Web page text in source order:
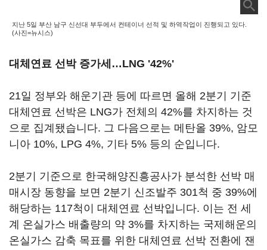
지난 5일 부산 남구 신선대 부두에서 컨테이너 선적 및 하역작업이 진행되고 있다.
(사진=뉴시스)
대체연료 선박 증가세…LNG '42%'
21일 정부와 해운기관 등에 따르면 올해 2분기 기준
대체연료 선박은 LNG가 전체의 42%를 차지하는 것
으로 집계됐습니다. 그 다음으로는 메탄올 39%, 암모
니아 10%, LPG 4%, 기타 5% 등의 순입니다.
2분기 기준으로 한국해양진흥공사가 분석한 선박 매
매시장 동향을 보면 2분기 신조발주 301척 중 39%에
해당하는 117척이 대체연료 선박입니다. 이는 전 세
계 온실가스 배출량의 약 3%를 차지하는 국제해운의
온실가스 감축 목표를 위한 대체연료 선박 전환에 잰